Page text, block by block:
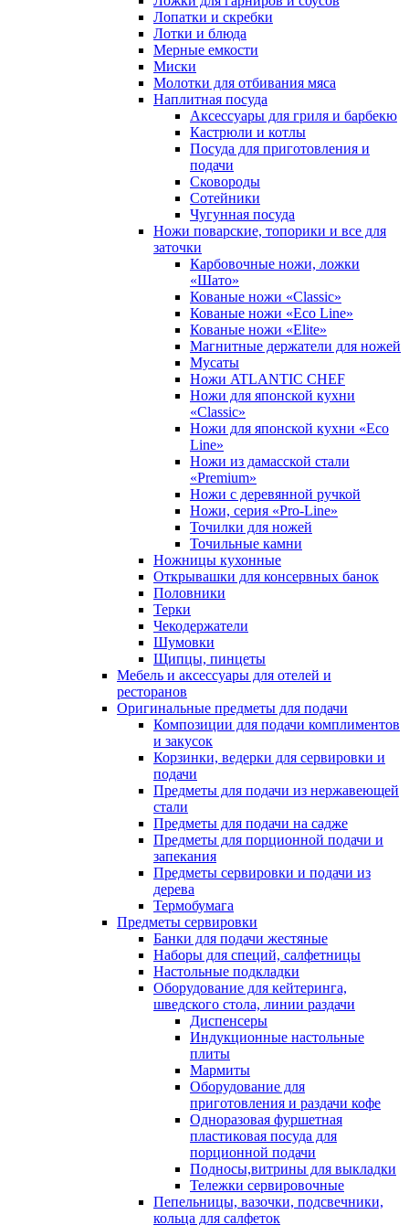
Лопатки и скребки
Лотки и блюда
Мерные емкости
Миски
Молотки для отбивания мяса
Наплитная посуда
Аксессуары для гриля и барбекю
Кастрюли и котлы
Посуда для приготовления и
подачи
Сковороды
Сотейники
Чугунная посуда
Ножи поварские, топорики и все для
заточки
Карбовочные ножи, ложки
«Шато»
Кованые ножи «Classic»
Кованые ножи «Eco Line»
Кованые ножи «Elite»
Магнитные держатели для ножей
Мусаты
Ножи ATLANTIC CHEF
Ножи для японской кухни
«Classic»
Ножи для японской кухни «Eco
Line»
Ножи из дамасской стали
«Premium»
Ножи с деревянной ручкой
Ножи, серия «Pro-Line»
Точилки для ножей
Точильные камни
Ножницы кухонные
Открывашки для консервных банок
Половники
Терки
Чекодержатели
Шумовки
Щипцы, пинцеты
Мебель и аксессуары для отелей и
ресторанов
Оригинальные предметы для подачи
Композиции для подачи комплиментов
и закусок
Корзинки, ведерки для сервировки и
подачи
Предметы для подачи из нержавеющей
стали
Предметы для подачи на садже
Предметы для порционной подачи и
запекания
Предметы сервировки и подачи из
дерева
Термобумага
Предметы сервировки
Банки для подачи жестяные
Наборы для специй, салфетницы
Настольные подкладки
Оборудование для кейтеринга,
шведского стола, линии раздачи
Диспенсеры
Индукционные настольные
плиты
Мармиты
Оборудование для
приготовления и раздачи кофе
Одноразовая фуршетная
пластиковая посуда для
порционной подачи
Подносы,витрины для выкладки
Тележки сервировочные
Пепельницы, вазочки, подсвечники,
кольца для салфеток